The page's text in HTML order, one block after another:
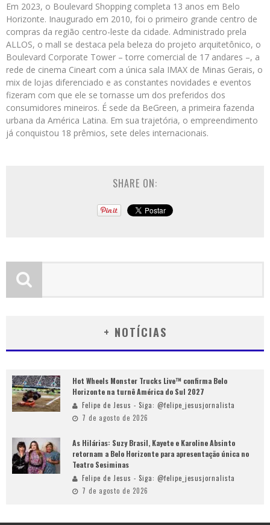
Em 2023, o Boulevard Shopping completa 13 anos em Belo
Horizonte. Inaugurado em 2010, foi o primeiro grande centro de
compras da região centro-leste da cidade. Administrado prela
ALLOS, o mall se destaca pela beleza do projeto arquitetônico, o
Boulevard Corporate Tower – torre comercial de 17 andares –, a
rede de cinema Cineart com a única sala IMAX de Minas Gerais, o
mix de lojas diferenciado e as constantes novidades e eventos
fizeram com que ele se tornasse um dos preferidos dos
consumidores mineiros. É sede da BeGreen, a primeira fazenda
urbana da América Latina. Em sua trajetória, o empreendimento
já conquistou 18 prêmios, sete deles internacionais.
SHARE ON:
+ NOTÍCIAS
Hot Wheels Monster Trucks Live™ confirma Belo
Horizonte na turnê América do Sul 2027
Felipe de Jesus - Siga: @felipe_jesusjornalista
7 de agosto de 2026
As Hilárias: Suzy Brasil, Kayete e Karoline Absinto
retornam a Belo Horizonte para apresentação única no
Teatro Sesiminas
Felipe de Jesus - Siga: @felipe_jesusjornalista
7 de agosto de 2026